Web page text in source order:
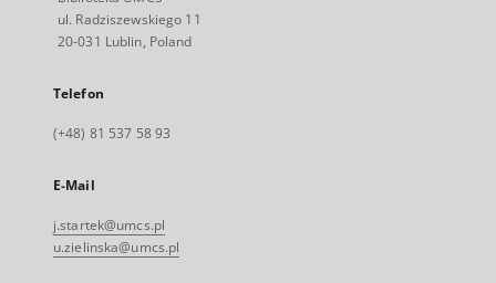
ul. Radziszewskiego 11
20-031 Lublin, Poland
Telefon
(+48) 81 537 58 93
E-Mail
j.startek@umcs.pl
u.zielinska@umcs.pl